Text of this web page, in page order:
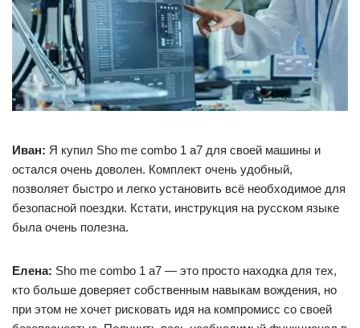
Иван: Я купил Sho me combo 1 а7 для своей машины и
остался очень доволен. Комплект очень удобный,
позволяет быстро и легко установить всё необходимое для
безопасной поездки. Кстати, инструкция на русском языке
была очень полезна.
Елена: Sho me combo 1 а7 — это просто находка для тех,
кто больше доверяет собственным навыкам вождения, но
при этом не хочет рисковать идя на компромисс со своей